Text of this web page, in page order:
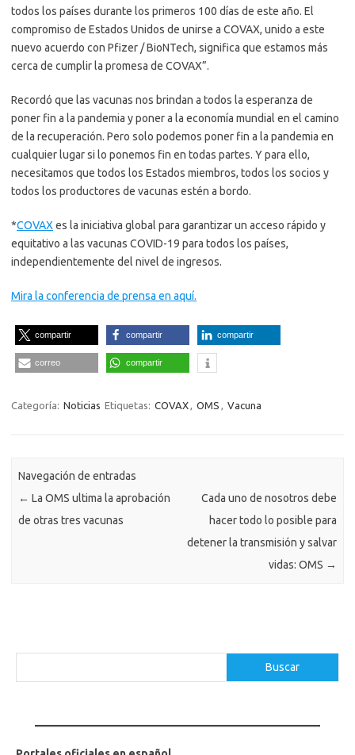
todos los países durante los primeros 100 días de este año. El
compromiso de Estados Unidos de unirse a COVAX, unido a este
nuevo acuerdo con Pfizer / BioNTech, significa que estamos más
cerca de cumplir la promesa de COVAX”.
Recordó que las vacunas nos brindan a todos la esperanza de
poner fin a la pandemia y poner a la economía mundial en el camino
de la recuperación. Pero solo podemos poner fin a la pandemia en
cualquier lugar si lo ponemos fin en todas partes. Y para ello,
necesitamos que todos los Estados miembros, todos los socios y
todos los productores de vacunas estén a bordo.
*COVAX es la iniciativa global para garantizar un acceso rápido y
equitativo a las vacunas COVID-19 para todos los países,
independientemente del nivel de ingresos.
Mira la conferencia de prensa en aquí.
compartir compartir compartir
correo compartir
Categoría: Noticias Etiquetas: COVAX, OMS , Vacuna
Navegación de entradas
← La OMS ultima la aprobación
de otras tres vacunas
Cada uno de nosotros debe
hacer todo lo posible para
detener la transmisión y salvar
vidas: OMS →
Buscar